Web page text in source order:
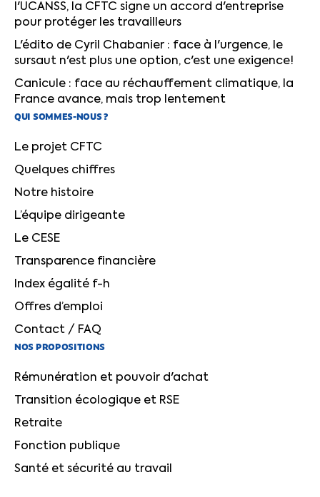
l'UCANSS, la CFTC signe un accord d'entreprise
pour protéger les travailleurs
L'édito de Cyril Chabanier : face à l'urgence, le
sursaut n'est plus une option, c'est une exigence!
Canicule : face au réchauffement climatique, la
France avance, mais trop lentement
QUI SOMMES-NOUS ?
Le projet CFTC
Quelques chiffres
Notre histoire
L’équipe dirigeante
Le CESE
Transparence financière
Index égalité f-h
Offres d’emploi
Contact / FAQ
NOS PROPOSITIONS
Rémunération et pouvoir d'achat
Transition écologique et RSE
Retraite
Fonction publique
Santé et sécurité au travail